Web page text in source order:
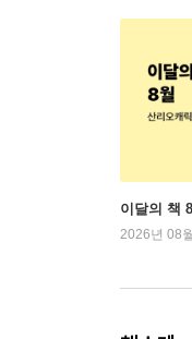
이달의 책
2026년 08